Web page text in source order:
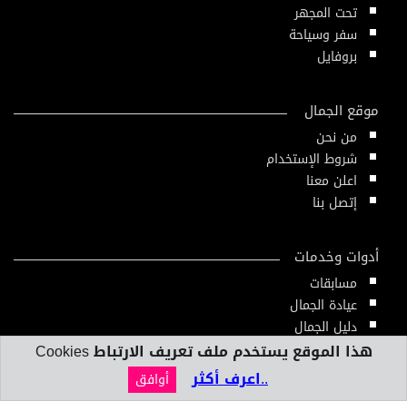
تحت المجهر
سفر وسياحة
بروفايل
موقع الجمال
من نحن
شروط الإستخدام
اعلن معنا
إتصل بنا
أدوات وخدمات
مسابقات
عيادة الجمال
دليل الجمال
أدوات ومقاييس
هذا الموقع يستخدم ملف تعريف الارتباط Cookies
..اعرف أكثر
أوافق